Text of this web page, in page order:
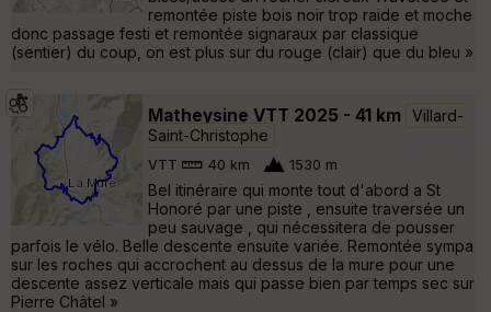
remontée piste bois noir trop raide et moche
donc passage festi et remontée signaraux par classique
(sentier) du coup, on est plus sur du rouge (clair) que du bleu »
Matheysine VTT 2025 - 41 km
Villard-
Saint-Christophe
VTT 40 km 1530 m
Bel itinéraire qui monte tout d'abord a St
Honoré par une piste , ensuite traversée un
peu sauvage , qui nécessitera de pousser
parfois le vélo. Belle descente ensuite variée. Remontée sympa
sur les roches qui accrochent au dessus de la mure pour une
descente assez verticale mais qui passe bien par temps sec sur
Pierre Châtel »